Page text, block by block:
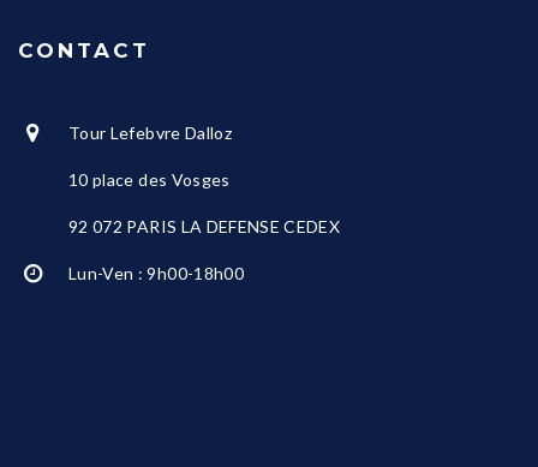
CONTACT
Tour Lefebvre Dalloz
10 place des Vosges
92 072 PARIS LA DEFENSE CEDEX
Lun-Ven : 9h00-18h00